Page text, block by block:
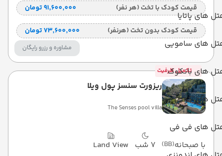
های پاتایا
های سامویی
های بانکوک
های کرابی
های فی فی
قیمت کودک با تخت (هر نفر) ۹۱٬۶۰۰٬۰۰۰ تومان
قیمت کودک بدون تخت (هرنفر) ۷۳٬۶۰۰٬۰۰۰ تومان
مشاوره و رزرو رایگان
تکمیل ظرفیت
ریزورت سنسز پول ویلا
The Senses pool villa
با صبحانه(BB) 7 شب Land View